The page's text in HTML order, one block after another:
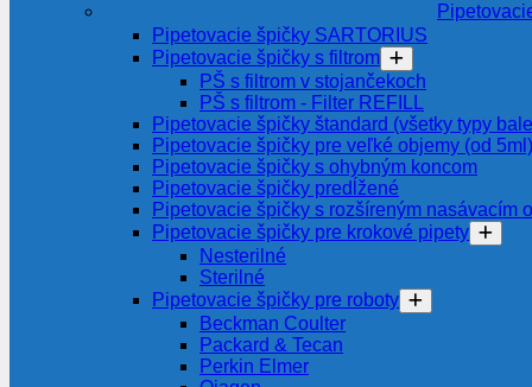
Pipetovacie špičky SARTORIUS
Pipetovacie špičky s filtrom
PŠ s filtrom v stojančekoch
PŠ s filtrom - Filter REFILL
Pipetovacie špičky štandard (všetky typy
Pipetovacie špičky pre veľké objemy (od 5ml)
Pipetovacie špičky s ohybným koncom
Pipetovacie špičky predĺžené
Pipetovacie špičky s rozšíreným nasávacím
Pipetovacie špičky pre krokové pipety
Nesterilné
Sterilné
Pipetovacie špičky pre roboty
Beckman Coulter
Packard & Tecan
Perkin Elmer